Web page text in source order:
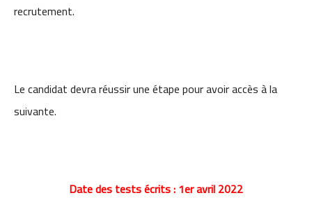
recrutement.
Le candidat devra réussir une étape pour avoir accès à la
suivante.
Date des tests écrits : 1er avril 2022